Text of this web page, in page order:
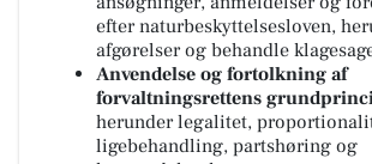
efter naturbeskyttelsesloven,
afgørelser og behandle
Anvendelse og fortolkning af
forvaltningsrettens
herunder legalitet,
ligebehandling, partshøring og